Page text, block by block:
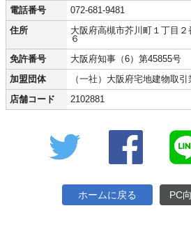
電話番号 072-681-9481
住所
大阪府高槻市芥川町１丁目
６
免許番号 大阪府知事（6）第45855号
加盟団体 （一社）大阪府宅地建物取引
店舗コード 2102881
Twitter
ホームに戻る PC